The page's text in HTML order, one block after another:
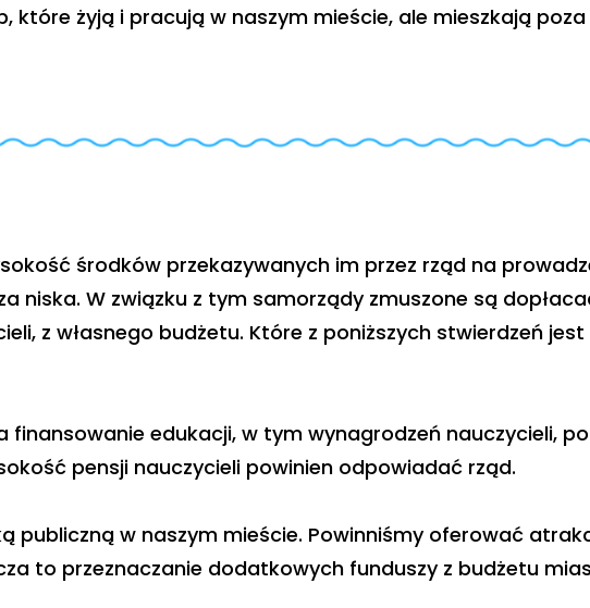
które żyją i pracują w naszym mieście, ale mieszkają
środków przekazywanych im przez rząd na
niska. W związku z tym samorządy zmuszone są
z własnego budżetu. Które z poniższych stwierdzeń
finansowanie edukacji, w tym wynagrodzeń nauczycieli,
pensji nauczycieli powinien odpowiadać rząd.
publiczną w naszym mieście. Powinniśmy oferować
to przeznaczanie dodatkowych funduszy z budżetu